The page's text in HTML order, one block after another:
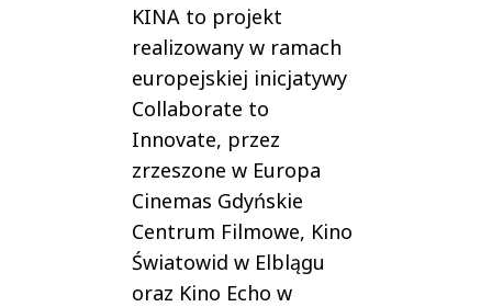
KINA to projekt
realizowany w ramach
europejskiej inicjatywy
Collaborate to
Innovate, przez
zrzeszone w Europa
Cinemas Gdyńskie
Centrum Filmowe, Kino
Światowid w Elblągu
oraz Kino Echo w